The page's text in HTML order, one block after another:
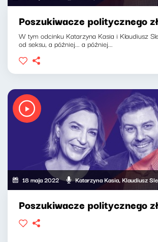
Poszukiwacze politycznego
W tym odcinku Katarzyna Kasia i Klaudiusz
od seksu, a później... a później...
18 maja 2022 Katarzyna Kasia, Klaudiusz
Poszukiwacze politycznego